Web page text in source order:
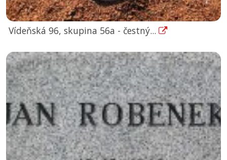
Vídeňská 96, skupina 56a - čestný...